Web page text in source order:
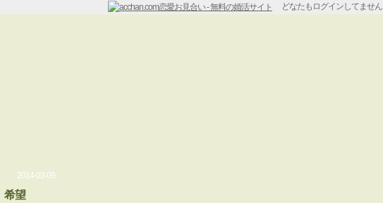
どなたもログインしてません
2014-03-09
希望